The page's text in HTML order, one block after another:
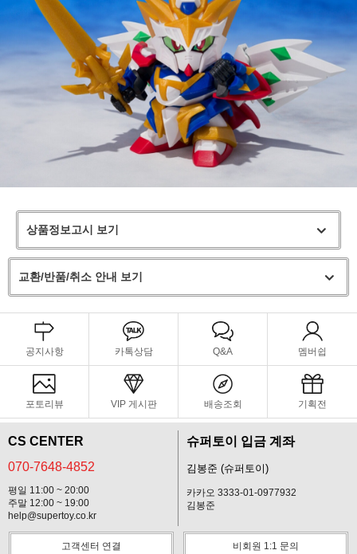
상품정보고시 보기
교환/반품/취소 안내 보기
공지사항 카톡상담 Q&A 멤버쉽
포토리뷰 VIP 게시판 배송조회 기획전
CS CENTER
070-7648-4852
평일 11:00 ~ 20:00
주말 12:00 ~ 19:00
help@supertoy.co.kr
슈퍼토이 입금 계좌
김봉준 (슈퍼토이)
카카오 3333-01-0977932
김봉준
고객센터 연결 비회원 1:1 문의